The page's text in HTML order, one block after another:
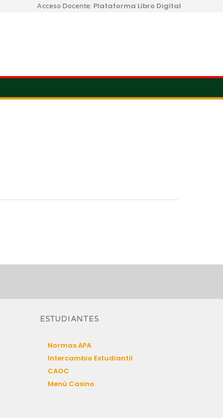
Acceso Docente: Plataforma Libro Digital
ESTUDIANTES
Normas APA
Intercambio Estudiantil
CAOC
Menú Casino